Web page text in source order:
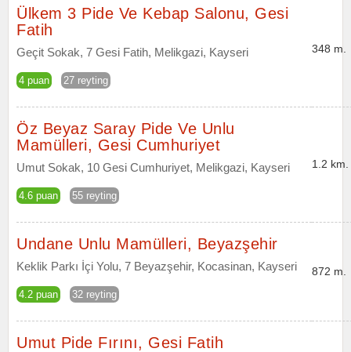
Ülkem 3 Pide Ve Kebap Salonu, Gesi
Fatih
Geçit Sokak, 7 Gesi Fatih, Melikgazi, Kayseri
4 puan 27 reyting
348 m.
Öz Beyaz Saray Pide Ve Unlu
Mamülleri, Gesi Cumhuriyet
Umut Sokak, 10 Gesi Cumhuriyet, Melikgazi, Kayseri
4.6 puan 55 reyting
1.2 km.
Undane Unlu Mamülleri, Beyazşehir
Keklik Parkı İçi Yolu, 7 Beyazşehir, Kocasinan, Kayseri
4.2 puan 32 reyting
872 m.
Umut Pide Fırını, Gesi Fatih